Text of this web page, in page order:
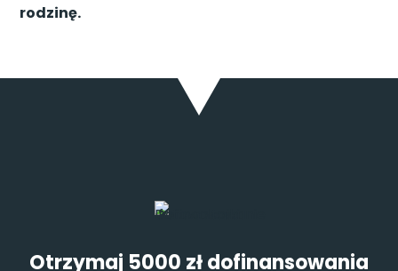
rodzinę.
Otrzymaj 5000 zł dofinansowania